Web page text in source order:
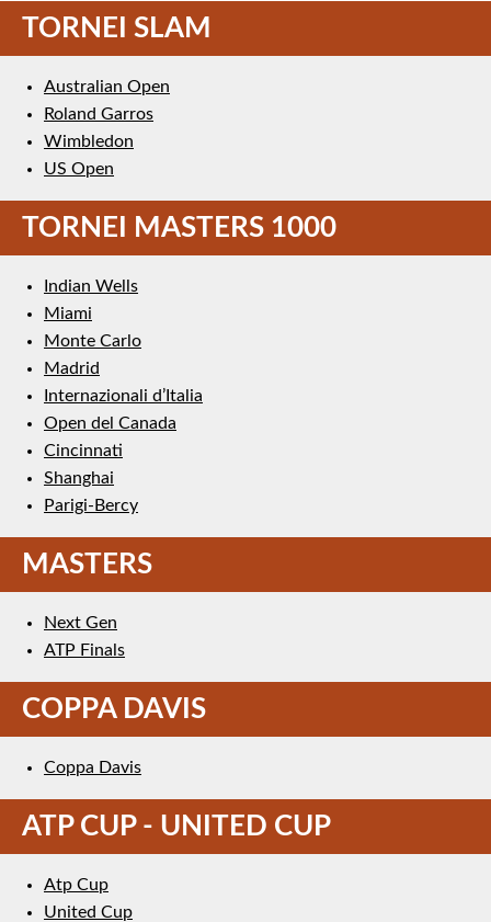
TORNEI SLAM
Australian Open
Roland Garros
Wimbledon
US Open
TORNEI MASTERS 1000
Indian Wells
Miami
Monte Carlo
Madrid
Internazionali d’Italia
Open del Canada
Cincinnati
Shanghai
Parigi-Bercy
MASTERS
Next Gen
ATP Finals
COPPA DAVIS
Coppa Davis
ATP CUP - UNITED CUP
Atp Cup
United Cup